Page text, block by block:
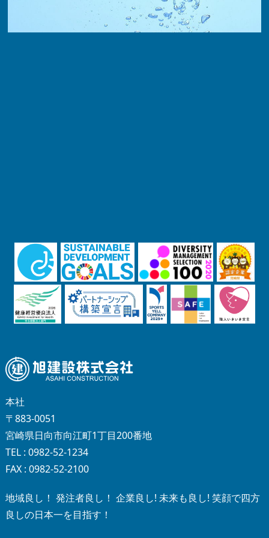
本社
〒883-0051
宮崎県日向市向江町1丁目200番地
TEL : 0982-52-1234
FAX : 0982-52-2100
地域良し！ 発注者良し！ 企業良し! 未来も良し! 笑顔で四方
良しの日本一を目指す！